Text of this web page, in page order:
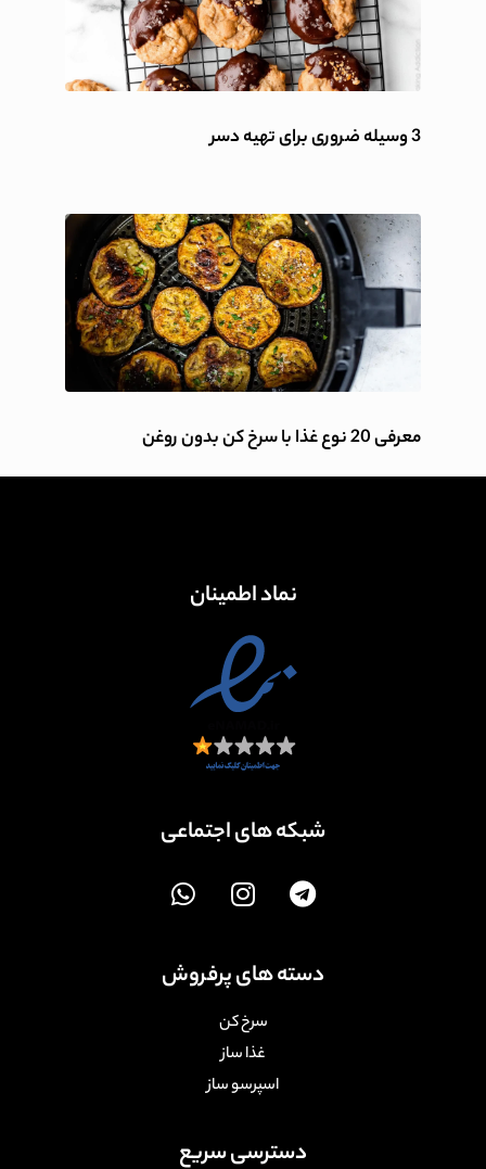
3 وسیله ضروری برای تهیه دسر
معرفی 20 نوع غذا با سرخ کن بدون روغن
دسترسی سریع
دسته های پرفروش
سرخ کن
غذا ساز
اسپرسو ساز
شبکه های اجتماعی
نماد اطمینان